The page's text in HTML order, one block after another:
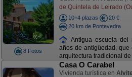
8 Fotos
de Quintela de Leirado
10+4 plazas
20 €
20 km de Pontevedra
Antigua escuela
años de antigüedad,
arquitectura tradicional de
Casa O Carabel
Vivienda turística en